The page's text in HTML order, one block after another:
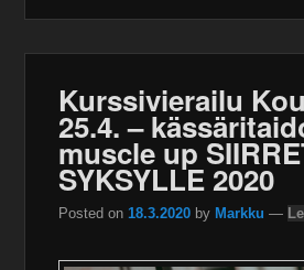
Kurssivierailu
25.4. –
muscle up
SYKSYLLE 2020
Posted on 18.3.2020 by Markku —